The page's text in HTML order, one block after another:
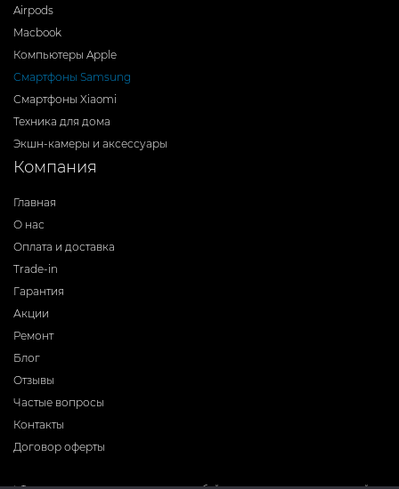
Airpods
Macbook
Компьютеры Apple
Смартфоны Samsung
Смартфоны Xiaomi
Техника для дома
Экшн-камеры и аксессуары
Компания
Главная
О нас
Оплата и доставка
Trade-in
Гарантия
Акции
Ремонт
Блог
Отзывы
Частые вопросы
Контакты
Договор оферты